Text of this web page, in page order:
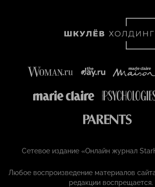
Сетевое издание «Онлайн журнал
Любое воспроизведение материалов
редакции воспрещается.